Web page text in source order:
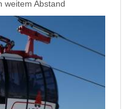
weitem Abstand